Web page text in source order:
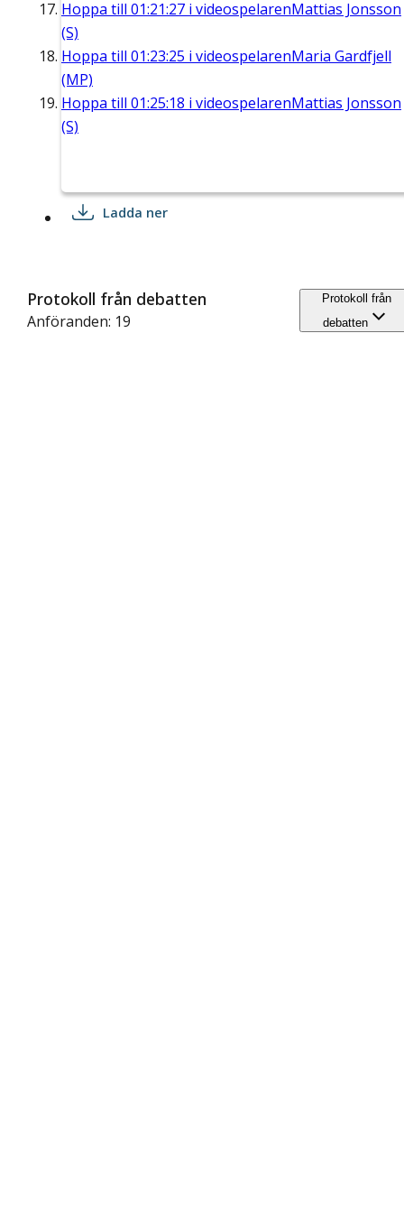
Hoppa till 01:21:27 i videospelarenMattias Jonsson
(S)
Hoppa till 01:23:25 i videospelarenMaria Gardfjell
(MP)
Hoppa till 01:25:18 i videospelarenMattias Jonsson
(S)
Ladda ner
Protokoll från debatten
Anföranden: 19
Protokoll från
debatten